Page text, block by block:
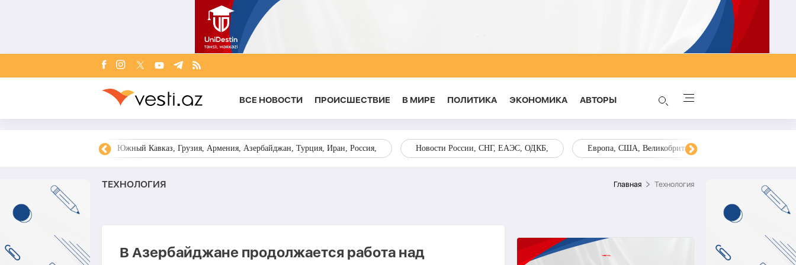
ВСЕ НОВОСТИ ПРОИСШЕСТВИЕ В МИРЕ ПОЛИТИКА ЭКОНОМИКА AВТОРЫ
Южный Кавказ, Грузия, Армения, Азербайджан, Турция, Иран, Россия, Новости России, СНГ, ЕАЭС, ОДКБ, Европа, США, Великобритания, Украина, Запад,
ТЕХНОЛОГИЯ Главная Технология
В Азербайджане продолжается работа над